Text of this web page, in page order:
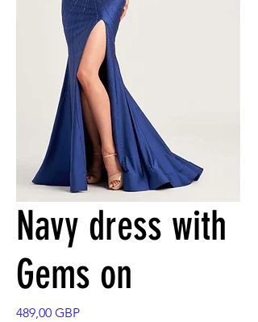
Navy dress with
Gems on
489,00 GBPPrecio